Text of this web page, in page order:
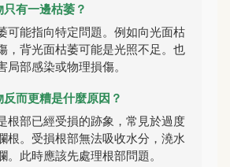
有一邊枯萎？
可能指向特定問題。例如向光面枯
，背光面枯萎可能是光照不足。也
局部感染或物理損傷。
而更糟是什麼原因？
根部已經受損的跡象，常見於過度
根。受損根部無法吸收水分，澆水
。此時應該先處理根部問題。